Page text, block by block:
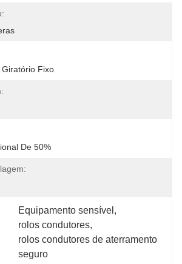
Fixo
De 50%
Equipamento sensível ,
rolos condutores,
rolos condutores de aterramento
seguro